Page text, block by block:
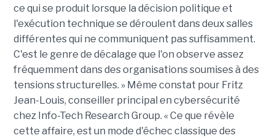
ce qui se produit lorsque la décision politique et
l'exécution technique se déroulent dans deux salles
différentes qui ne communiquent pas suffisamment.
C'est le genre de décalage que l'on observe assez
fréquemment dans des organisations soumises à des
tensions structurelles. » Même constat pour Fritz
Jean-Louis, conseiller principal en cybersécurité
chez Info-Tech Research Group. « Ce que révèle
cette affaire, est un mode d'échec classique des